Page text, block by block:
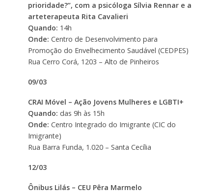
prioridade?”, com a psicóloga Sílvia Rennar e a
arteterapeuta Rita Cavalieri
Quando: 14h
Onde: Centro de Desenvolvimento para
Promoção do Envelhecimento Saudável (CEDPES)
Rua Cerro Corá, 1203 – Alto de Pinheiros
09/03
CRAI Móvel – Ação Jovens Mulheres e LGBTI+
Quando: das 9h às 15h
Onde: Centro Integrado do Imigrante (CIC do
Imigrante)
Rua Barra Funda, 1.020 – Santa Cecília
12/03
Ônibus Lilás – CEU Pêra Marmelo